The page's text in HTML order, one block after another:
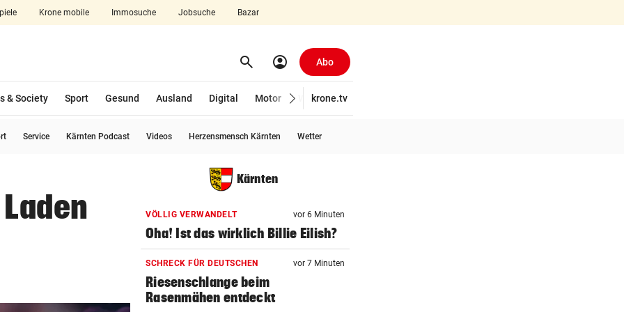
Krone mobile Immosuche Jobsuche Bazar
aufklappen search Suchen
account_circle Abo
& Society Sport Gesund Ausland Digital Motor Wirtschaft
krone.tv
Service Kärnten Podcast Videos Herzensmensch Kärnten Wetter
Kärnten
VÖLLIG VERWANDELT vor 6 Minuten
Oha! Ist das wirklich Billie Eilish?
SCHRECK FÜR DEUTSCHEN vor 7 Minuten
Riesenschlange beim
Rasenmähen entdeckt